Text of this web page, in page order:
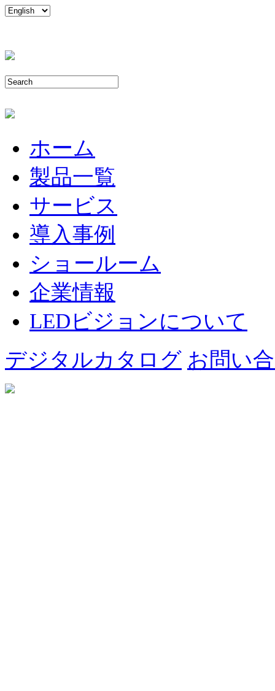
ホーム
製品一覧
サービス
導入事例
ショールーム
企業情報
LEDビジョンについて
デジタルカタログ お問い